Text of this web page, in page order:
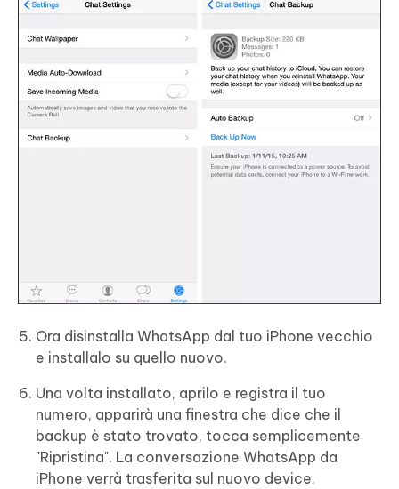
Ora disinstalla WhatsApp dal tuo iPhone vecchio
e installalo su quello nuovo.
Una volta installato, aprilo e registra il tuo
numero, apparirà una finestra che dice che il
backup è stato trovato, tocca semplicemente
"Ripristina". La conversazione WhatsApp da
iPhone verrà trasferita sul nuovo device.